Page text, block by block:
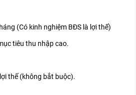
(Có kinh nghiệm BĐS là lợi thế)
tiêu thu nhập cao.
thế (không bắt buộc).